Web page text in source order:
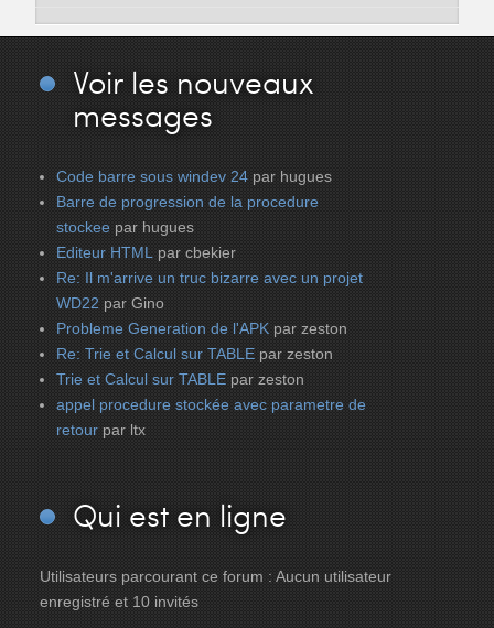
Voir les nouveaux
messages
Code barre sous windev 24 par hugues
Barre de progression de la procedure
stockee par hugues
Editeur HTML par cbekier
Re: Il m'arrive un truc bizarre avec un projet
WD22 par Gino
Probleme Generation de l'APK par zeston
Re: Trie et Calcul sur TABLE par zeston
Trie et Calcul sur TABLE par zeston
appel procedure stockée avec parametre de
retour par ltx
Qui est en ligne
Utilisateurs parcourant ce forum : Aucun utilisateur
enregistré et 10 invités